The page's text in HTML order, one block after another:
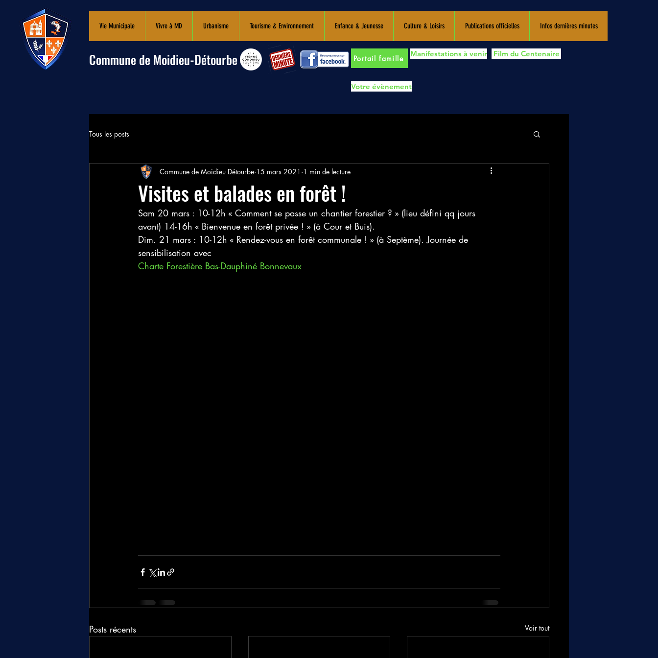
Vie Municipale Vivre à MD Urbanisme Tourisme & Environnement Enfance & Jeunesse Culture & Loisirs Publications officielles Infos dernières minutes
Commune de Moidieu-Détourbe Portail famille Manifestations à venir Film du Centenaire
Votre évènement
Tous les posts
Visites et balades en forêt !
Commune de Moidieu Détourbe 15 mars 2021 1 min de lecture
Sam 20 mars : 10-12h « Comment se passe un chantier forestier ? » (lieu défini qq jours
avant) 14-16h « Bienvenue en forêt privée ! » (à Cour et Buis).
Dim. 21 mars : 10-12h « Rendez-vous en forêt communale ! » (à Septème). Journée de
sensibilisation avec
Charte Forestière Bas-Dauphiné Bonnevaux
Posts récents Voir tout